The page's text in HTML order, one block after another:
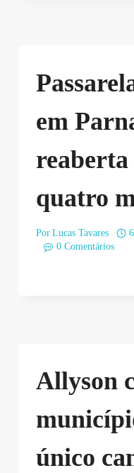
em
reaberta
quatro
Por Lucas Tavares
0 Comentários
Allyson
único